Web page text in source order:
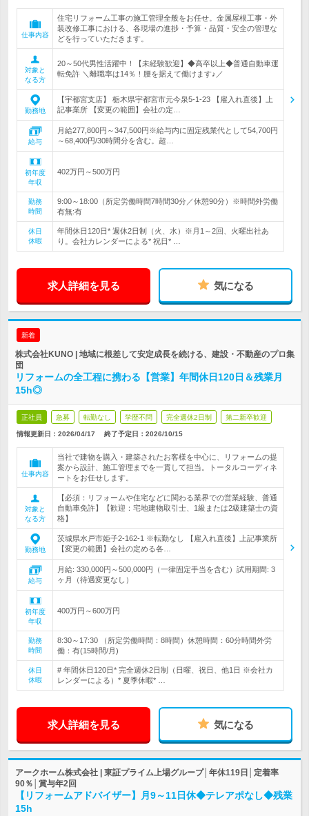
仕事内容
住宅リフォーム工事の施工管理全般をお任せ。金属屋根工事・外
装改修工事における、各現場の進捗・予算・品質・安全の管理な
どを行っていただきます。
対象と
なる方
20～50代男性活躍中！【未経験歓迎】◆高卒以上◆普通自動車運
転免許 ＼離職率は14％！腰を据えて働けます♪／
勤務地
【宇都宮支店】 栃木県宇都宮市元今泉5-1-23 【雇入れ直後】上
記事業所 【変更の範囲】会社の定…
給与
月給277,800円～347,500円※給与内に固定残業代として54,700円
～68,400円/30時間分を含む。超…
初年度
年収
402万円～500万円
勤務
時間
9:00～18:00（所定労働時間7時間30分／休憩90分）※時間外労働
有無:有
休日
休暇
年間休日120日* 週休2日制（火、水）※月1～2回、火曜出社あ
り。会社カレンダーによる* 祝日* …
求人詳細を見る 気になる
新着
株式会社KUNO | 地域に根差して安定成長を続ける、建設・不動産のプロ集
団
リフォームの全工程に携わる【営業】年間休日120日＆残業月
15h◎
正社員 急募 転勤なし 学歴不問 完全週休2日制 第二新卒歓迎
情報更新日：2026/04/17 終了予定日： 2026/10/15
仕事内容
当社で建物を購入・建築されたお客様を中心に、リフォームの提
案から設計、施工管理までを一貫して担当。トータルコーディネ
ートをお任せします。
対象と
なる方
【必須：リフォームや住宅などに関わる業界での営業経験、普通
自動車免許】【歓迎：宅地建物取引士、1級または2級建築士の資
格】
勤務地
茨城県水戸市姫子2-162-1 ※転勤なし 【雇入れ直後】上記事業所
【変更の範囲】会社の定める各…
給与
月給: 330,000円～500,000円（一律固定手当を含む）試用期間: 3
ヶ月（待遇変更なし）
初年度
年収
400万円～600万円
勤務
時間
8:30～17:30 （所定労働時間：8時間）休憩時間：60分時間外労
働：有(15時間/月)
休日
休暇
# 年間休日120日* 完全週休2日制（日曜、祝日、他1日 ※会社カ
レンダーによる）* 夏季休暇* …
求人詳細を見る 気になる
アークホーム株式会社 | 東証プライム上場グループ│年休119日│定着率
90％│賞与年2回
【リフォームアドバイザー】月9～11日休◆テレアポなし◆残業
15h